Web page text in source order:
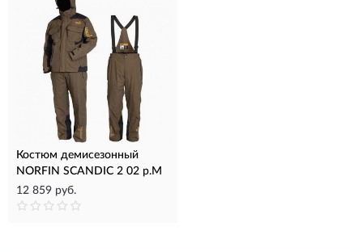
Костюм демисезонный
NORFIN SCANDIC 2 02 р.M
12 859 руб.